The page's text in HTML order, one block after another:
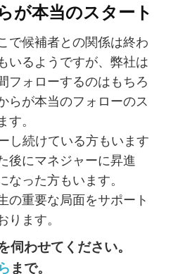
が本当のスタート
で候補者との関係は終わ
いるようですが、弊社は
フォローするのはもちろ
らが本当のフォローのス
す。
し続けている方もいます
後にマネジャーに昇進
なった方もいます。
の重要な局面をサポート
ります。
伺わせてください。
まで。